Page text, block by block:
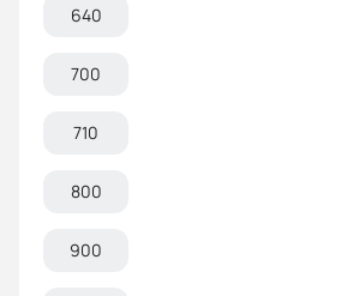
640
700
710
800
900